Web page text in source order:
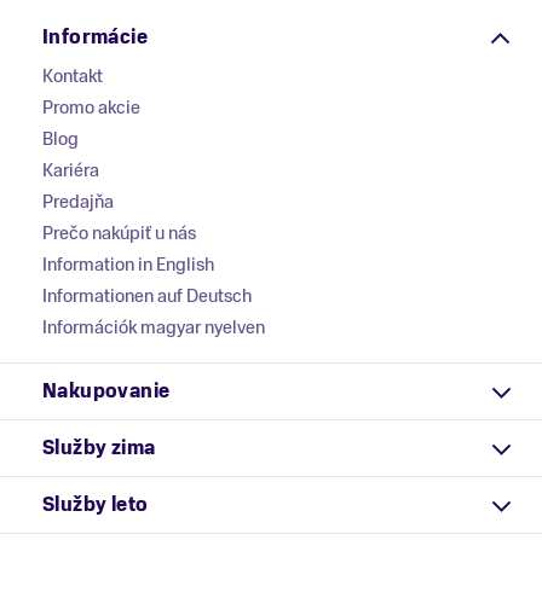
Informácie
Kontakt
Promo akcie
Blog
Kariéra
Predajňa
Prečo nakúpiť u nás
Information in English
Informationen auf Deutsch
Információk magyar nyelven
Nakupovanie
Služby zima
Služby leto